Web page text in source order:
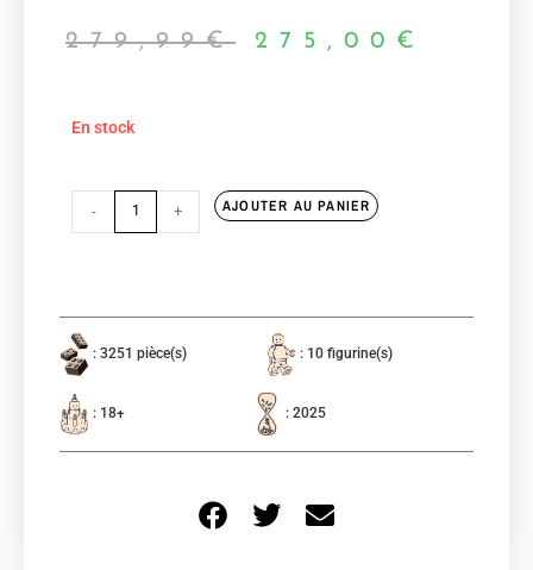
279,99€ 275,00 €
En stock
- + AJOUTER AU PANIER
: 3251 pièce(s) : 10 figurine(s)
: 18+ : 2025